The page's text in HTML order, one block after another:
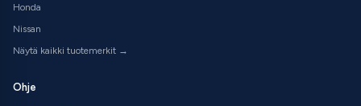
Honda
Nissan
Näytä kaikki tuotemerkit →
Ohje